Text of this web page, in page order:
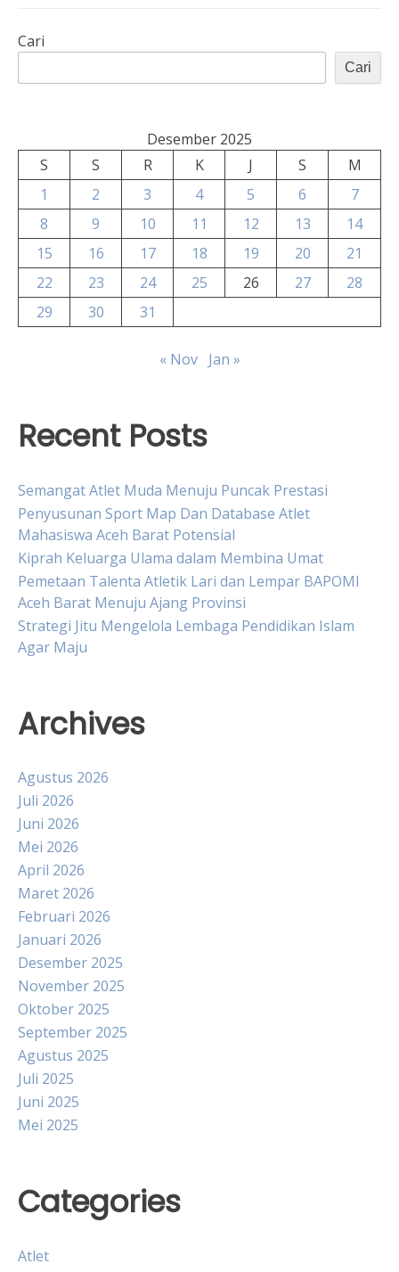
Cari
Cari
Desember 2025
S
S R K J S
M
1
2 3 4 5 6
7
8
9 10 11 12 13
14
15
16 17 18 19 20
21
22
23 24 25 26 27
28
29
30 31
« Nov Jan »
Recent Posts
Semangat Atlet Muda Menuju Puncak Prestasi
Penyusunan Sport Map Dan Database Atlet
Mahasiswa Aceh Barat Potensial
Kiprah Keluarga Ulama dalam Membina Umat
Pemetaan Talenta Atletik Lari dan Lempar BAPOMI
Aceh Barat Menuju Ajang Provinsi
Strategi Jitu Mengelola Lembaga Pendidikan Islam
Agar Maju
Archives
Agustus 2026
Juli 2026
Juni 2026
Mei 2026
April 2026
Maret 2026
Februari 2026
Januari 2026
Desember 2025
November 2025
Oktober 2025
September 2025
Agustus 2025
Juli 2025
Juni 2025
Mei 2025
Categories
Atlet